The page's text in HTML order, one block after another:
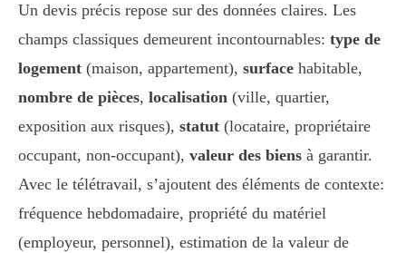
Un devis précis repose sur des données claires. Les
champs classiques demeurent incontournables: type de
logement (maison, appartement), surface habitable,
nombre de pièces, localisation (ville, quartier,
exposition aux risques), statut (locataire, propriétaire
occupant, non-occupant), valeur des biens à garantir.
Avec le télétravail, s’ajoutent des éléments de contexte:
fréquence hebdomadaire, propriété du matériel
(employeur, personnel), estimation de la valeur de